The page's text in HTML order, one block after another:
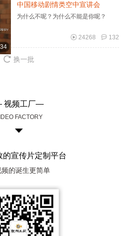
中国移动剧情类空中宣讲会
为什么不呢？为什么不能是你呢？
132
24268
换一批
视频工厂—
FACTORY
的宣传片定制平台
频的诞生更简单